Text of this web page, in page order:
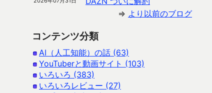
⇒ より以前のブログ
コンテンツ分類
AI（人工知能）の話 (63)
YouTuberと動画サイト (103)
いろいろ (383)
いろいろレビュー (27)